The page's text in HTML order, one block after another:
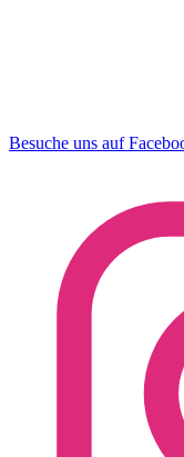
Besuche uns auf